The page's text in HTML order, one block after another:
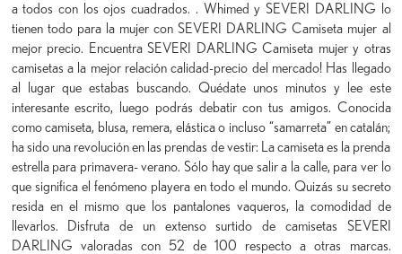
a todos con los ojos cuadrados. . Whimed y SEVERI DARLING lo
tienen todo para la mujer con SEVERI DARLING Camiseta mujer al
mejor precio. Encuentra SEVERI DARLING Camiseta mujer y otras
camisetas a la mejor relación calidad-precio del mercado! Has llegado
al lugar que estabas buscando. Quédate unos minutos y lee este
interesante escrito, luego podrás debatir con tus amigos. Conocida
como camiseta, blusa, remera, elástica o incluso “samarreta” en catalán;
ha sido una revolución en las prendas de vestir: La camiseta es la prenda
estrella para primavera- verano. Sólo hay que salir a la calle, para ver lo
que significa el fenómeno playera en todo el mundo. Quizás su secreto
resida en el mismo que los pantalones vaqueros, la comodidad de
llevarlos. Disfruta de un extenso surtido de camisetas SEVERI
DARLING valoradas con 52 de 100 respecto a otras marcas.